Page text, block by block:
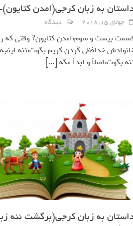
به زبان کرجی(امدن كتايون)-
جولای 15, 2018 دیدگاه
بيست و سوم:امدن كتايون? وقتي كه
خدافظي كُردن كريم بگوت:ننه
بگوت:اصلاً و ابداً مگه [...]
به زبان کرجی(برگشت ننه